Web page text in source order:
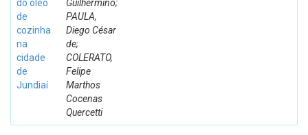
do óleo
de
cozinha
na
cidade
de
Jundiaí
Guilhermino;
PAULA,
Diego César
de;
COLERATO,
Felipe
Marthos
Cocenas
Quercetti